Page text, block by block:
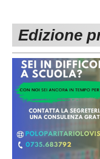
1^ CATEGORIA
2^ CATEGORIA
3^ CATEGORIA
GIOVANILI
Edizione